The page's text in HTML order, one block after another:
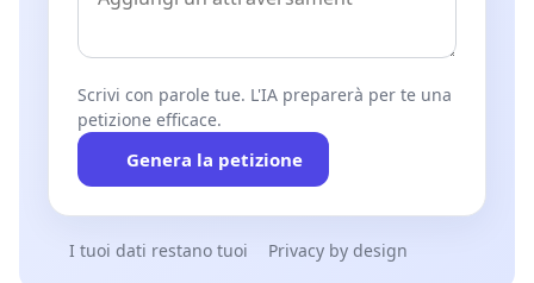
Scrivi con parole tue. L'IA preparerà per te una
petizione efficace.
Genera la petizione
I tuoi dati restano tuoi Privacy by design